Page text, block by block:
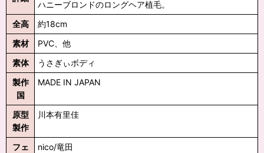
ハニーブロンドのロングヘア植毛。
全高
約18cm
素材
PVC、他
素体
うさぎぃボディ
製作
国
MADE IN JAPAN
原型
製作
川本有里佳
フェ
nico/竜田